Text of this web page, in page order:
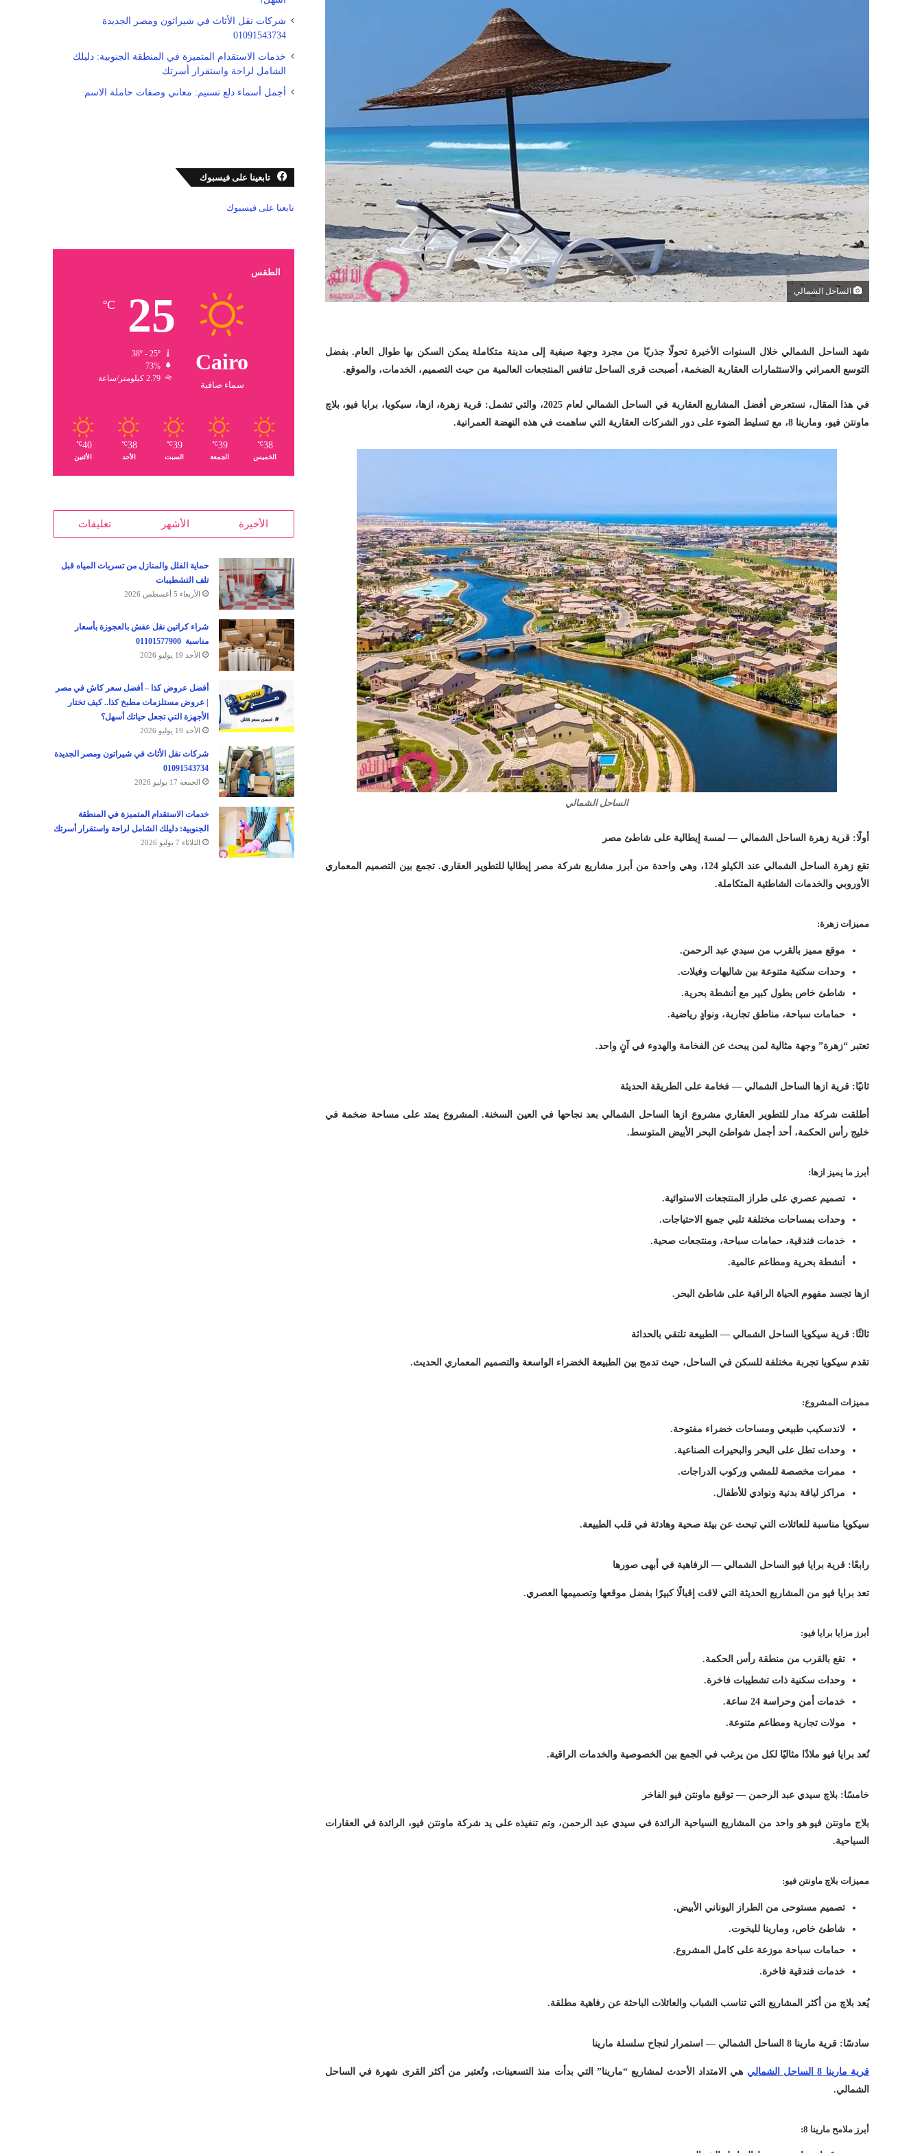
الساحل الشمالي
شهد الساحل الشمالي خلال السنوات الأخيرة تحولًا جذريًا من مجرد وجهة صيفية إلى مدينة متكاملة يمكن السكن بها طوال العام. بفضل
التوسع العمراني والاستثمارات العقارية الضخمة، أصبحت قرى الساحل تنافس المنتجعات العالمية من حيث التصميم، الخدمات، والموقع.
في هذا المقال، نستعرض أفضل المشاريع العقارية في الساحل الشمالي لعام 2025، والتي تشمل: قرية زهرة، ازها، سيكويا، برايا فيو، بلاچ
ماونتن فيو، ومارينا 8، مع تسليط الضوء على دور الشركات العقارية التي ساهمت في هذه النهضة العمرانية.
الساحل الشمالي
أولًا: قرية زهرة الساحل الشمالي — لمسة إيطالية على شاطئ مصر
تقع زهرة الساحل الشمالي عند الكيلو 124، وهي واحدة من أبرز مشاريع شركة مصر إيطاليا للتطوير العقاري. تجمع بين التصميم المعماري
الأوروبي والخدمات الشاطئية المتكاملة.
مميزات زهرة:
موقع مميز بالقرب من سيدي عبد الرحمن.
وحدات سكنية متنوعة بين شاليهات وفيلات.
شاطئ خاص بطول كبير مع أنشطة بحرية.
حمامات سباحة، مناطق تجارية، ونوادٍ رياضية.
تعتبر “زهرة” وجهة مثالية لمن يبحث عن الفخامة والهدوء في آنٍ واحد.
ثانيًا: قرية ازها الساحل الشمالي — فخامة على الطريقة الحديثة
أطلقت شركة مدار للتطوير العقاري مشروع ازها الساحل الشمالي بعد نجاحها في العين السخنة. المشروع يمتد على مساحة ضخمة في
خليج رأس الحكمة، أحد أجمل شواطئ البحر الأبيض المتوسط.
أبرز ما يميز ازها:
تصميم عصري على طراز المنتجعات الاستوائية.
وحدات بمساحات مختلفة تلبي جميع الاحتياجات.
خدمات فندقية، حمامات سباحة، ومنتجعات صحية.
أنشطة بحرية ومطاعم عالمية.
ازها تجسد مفهوم الحياة الراقية على شاطئ البحر.
ثالثًا: قرية سيكويا الساحل الشمالي — الطبيعة تلتقي بالحداثة
تقدم سيكويا تجربة مختلفة للسكن في الساحل، حيث تدمج بين الطبيعة الخضراء الواسعة والتصميم المعماري الحديث.
مميزات المشروع:
لاندسكيب طبيعي ومساحات خضراء مفتوحة.
وحدات تطل على البحر والبحيرات الصناعية.
ممرات مخصصة للمشي وركوب الدراجات.
مراكز لياقة بدنية ونوادي للأطفال.
سيكويا مناسبة للعائلات التي تبحث عن بيئة صحية وهادئة في قلب الطبيعة.
رابعًا: قرية برايا فيو الساحل الشمالي — الرفاهية في أبهى صورها
تعد برايا فيو من المشاريع الحديثة التي لاقت إقبالًا كبيرًا بفضل موقعها وتصميمها العصري.
أبرز مزايا برايا فيو:
تقع بالقرب من منطقة رأس الحكمة.
وحدات سكنية ذات تشطيبات فاخرة.
خدمات أمن وحراسة 24 ساعة.
مولات تجارية ومطاعم متنوعة.
تُعد برايا فيو ملاذًا مثاليًا لكل من يرغب في الجمع بين الخصوصية والخدمات الراقية.
خامسًا: بلاچ سيدي عبد الرحمن — توقيع ماونتن فيو الفاخر
بلاج ماونتن فيو هو واحد من المشاريع السياحية الرائدة في سيدي عبد الرحمن، وتم تنفيذه على يد شركة ماونتن فيو، الرائدة في العقارات
السياحية.
مميزات بلاچ ماونتن فيو:
تصميم مستوحى من الطراز اليوناني الأبيض.
شاطئ خاص، ومارينا لليخوت.
حمامات سباحة موزعة على كامل المشروع.
خدمات فندقية فاخرة.
يُعد بلاچ من أكثر المشاريع التي تناسب الشباب والعائلات الباحثة عن رفاهية مطلقة.
سادسًا: قرية مارينا 8 الساحل الشمالي — استمرار لنجاح سلسلة مارينا
قرية مارينا 8 الساحل الشمالي
هي الامتداد الأحدث لمشاريع “مارينا” التي بدأت منذ التسعينات، وتُعتبر من أكثر القرى شهرة في الساحل
الشمالي.
أبرز ملامح مارينا 8:
شركات نقل الأثاث في شيراتون ومصر الجديدة
01091543734
خدمات الاستقدام المتميزة في المنطقة الجنوبية: دليلك
الشامل لراحة واستقرار أسرتك
أجمل أسماء دلع تسنيم: معاني وصفات حاملة الاسم
تابعينا على فيسبوك
تابعنا على فيسبوك
الطقس
Cairo
سماء صافية
25
℃
73%
2.79 كيلومتر/ساعة
38
℃
الخميس
39
℃
الجمعة
39
℃
السبت
38
℃
الأحد
40
℃
الأثنين
الأخيرة الأشهر تعليقات
حماية الفلل والمنازل من تسربات المياه قبل
تلف التشطيبات
الأربعاء 5 أغسطس 2026
شراء كراتين نقل عفش بالعجوزة بأسعار
مناسبة 01101577900
الأحد 19 يوليو 2026
أفضل عروض كذا – أفضل سعر كاش في مصر
| عروض مستلزمات مطبخ كذا.. كيف تختار
الأجهزة التي تجعل حياتك أسهل؟
الأحد 19 يوليو 2026
شركات نقل الأثاث في شيراتون ومصر الجديدة
01091543734
الجمعة 17 يوليو 2026
خدمات الاستقدام المتميزة في المنطقة
الجنوبية: دليلك الشامل لراحة واستقرار أسرتك
الثلاثاء 7 يوليو 2026